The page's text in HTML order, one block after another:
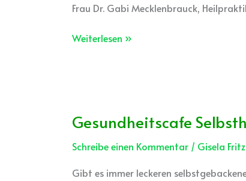
Frau Dr. Gabi Mecklenbrauck,
Weiterlesen »
Gesundheitscafe
Schreibe einen Kommentar / Gisela Fritz
Gibt es immer leckeren
Gesundheitscafe